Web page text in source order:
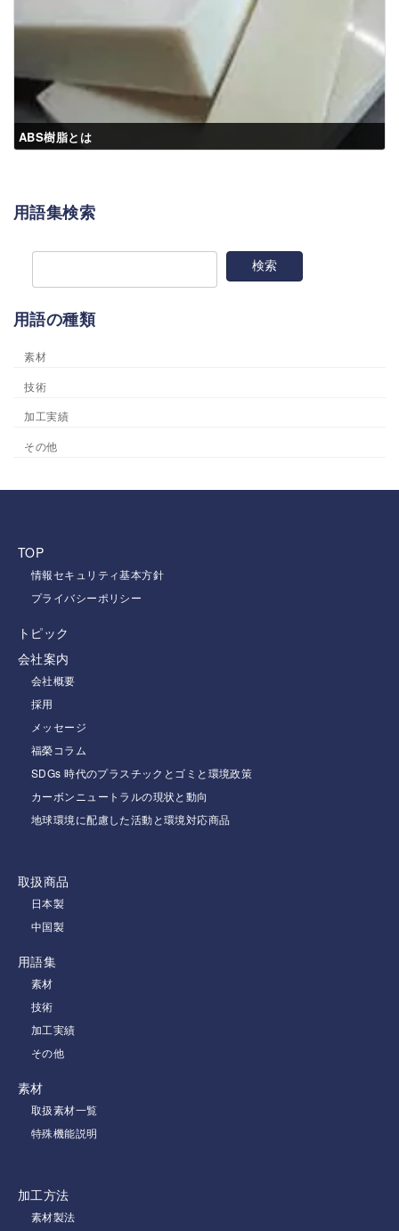
ABS樹脂とは
用語集検索
用語の種類
素材
技術
加工実績
その他
TOP
情報セキュリティ基本方針
プライバシーポリシー
トピック
会社案内
会社概要
採用
メッセージ
福榮コラム
SDGs 時代のプラスチックとゴミと環境政策
カーボンニュートラルの現状と動向
地球環境に配慮した活動と環境対応商品
取扱商品
日本製
中国製
用語集
素材
技術
加工実績
その他
素材
取扱素材一覧
特殊機能説明
加工方法
素材製法